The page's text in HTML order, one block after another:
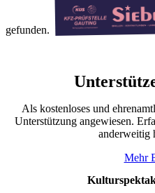
gefunden.
Als kostenloses und
Unterstützung angewiesen.
anderweitig
Mehr